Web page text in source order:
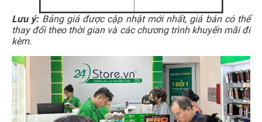
Lưu ý:Bảng giá được cập nhật mới nhất, giá bán có thể
thay đổi theo thời gian và các chương trình khuyến mãi đi
kèm.